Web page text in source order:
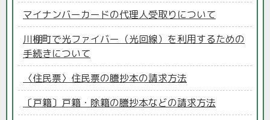
マイナンバーカードの代理人受取りについて
川棚町で光ファイバー（光回線）を利用するための
手続きについて
〈住民票〉住民票の謄抄本の請求方法
〔戸籍〕戸籍・除籍の謄抄本などの請求方法